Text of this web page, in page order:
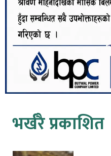
भर्खरै प्रकाशित